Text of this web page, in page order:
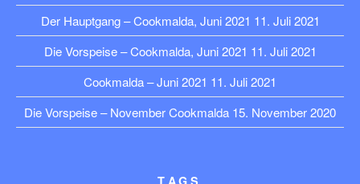
Der Hauptgang – Cookmalda, Juni 2021 11. Juli 2021
Die Vorspeise – Cookmalda, Juni 2021 11. Juli 2021
Cookmalda – Juni 2021 11. Juli 2021
Die Vorspeise – November Cookmalda 15. November 2020